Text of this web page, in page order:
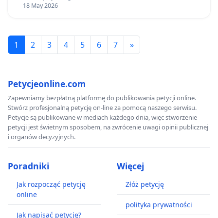
kosztów, eksportując je do gmin poza swoimi
i wschodu z rozwojem i „aktywizacją gospodarczą”.
Nie godzimy się na dewastację naszych małych
ojczyzn celem rozwiązywania cudzych problemów
komunikacyjnych. Tym bardziej nie godzimy się na
jakąkolwiek ingerencję polityczną w proces
obiektywnego wyboru wariantów, szczególnie
konflikt interesów w zakresie majątków w
przebiegu potencjalnych wariantów. Sprzeciwiamy
się też stanowczo udziałowi w procesie
projektowania Politechniki Krakowskiej, która od
18 May 2026
1 2 3 4 5 6 7 »
Petycjeonline.com
Zapewniamy bezpłatną platformę do publikowania petycji online.
Stwórz profesjonalną petycję on-line za pomocą naszego serwisu.
Petycje są publikowane w mediach każdego dnia, więc stworzenie
petycji jest świetnym sposobem, na zwrócenie uwagi opinii publicznej
i organów decyzyjnych.
Poradniki
Jak rozpocząć petycję
online
Jak napisać petycję?
Więcej
Złóż petycję
polityka prywatności